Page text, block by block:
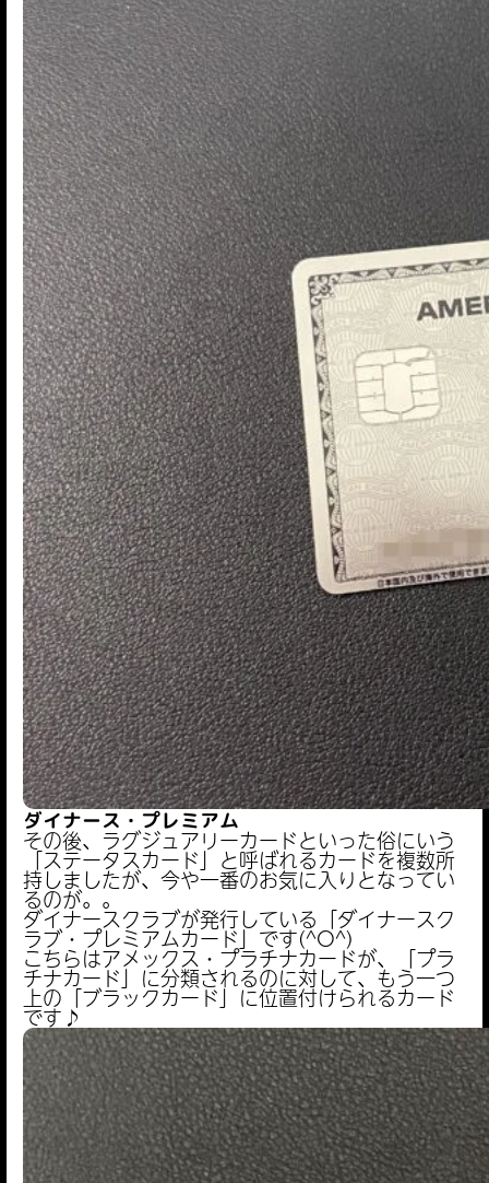
ダイナース・プレミアム
その後、ラグジュアリーカードといった俗にいう
「ステータスカード」と呼ばれるカードを複数所
持しましたが、今や一番のお気に入りとなってい
るのが。。
ダイナースクラブが発行している「ダイナースク
ラブ・プレミアムカード」です(^O^)
こちらはアメックス・プラチナカードが、「プラ
チナカード」に分類されるのに対して、もう一つ
上の「ブラックカード」に位置付けられるカード
です♪